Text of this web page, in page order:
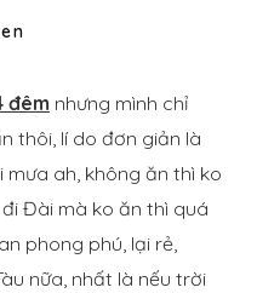
đêm nhưng mình chỉ
thôi, lí do đơn giản là
ah, không ăn thì ko
Đài mà ko ăn thì quá
phong phú, lại rẻ,
nữa, nhất là nếu trời